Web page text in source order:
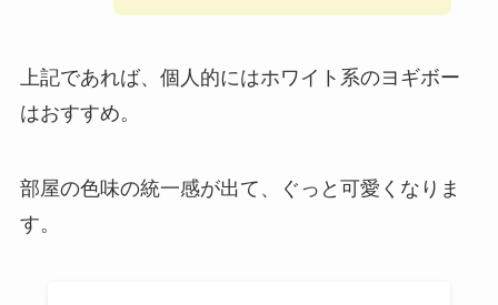
上記であれば、個人的にはホワイト系のヨギボー
はおすすめ。
部屋の色味の統一感が出て、ぐっと可愛くなりま
す。